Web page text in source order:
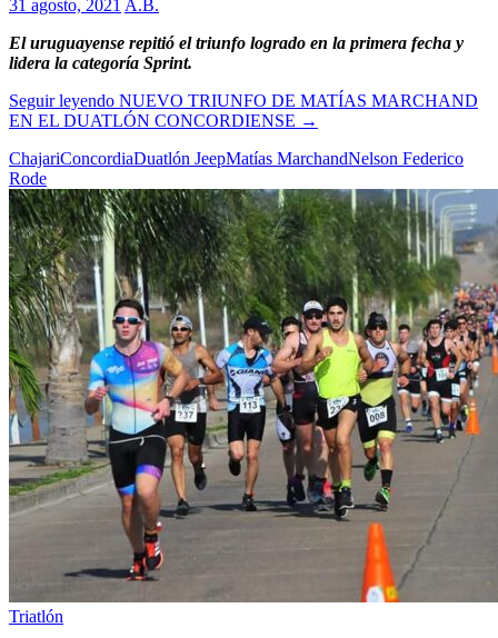
31 agosto, 2021 A.B.
El uruguayense repitió el triunfo logrado en la primera fecha y
lidera la categoría Sprint.
Seguir leyendo NUEVO TRIUNFO DE MATÍAS MARCHAND
EN EL DUATLÓN CONCORDIENSE →
ChajariConcordiaDuatlón JeepMatías MarchandNelson Federico
Rode
Triatlón